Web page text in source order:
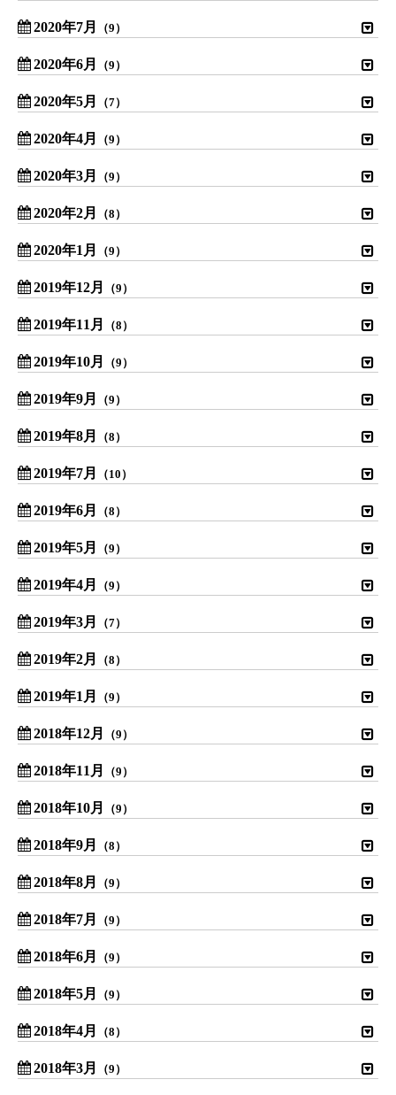
2020年7月 （9）
2020年6月 （9）
2020年5月 （7）
2020年4月 （9）
2020年3月 （9）
2020年2月 （8）
2020年1月 （9）
2019年12月 （9）
2019年11月 （8）
2019年10月 （9）
2019年9月 （9）
2019年8月 （8）
2019年7月 （10）
2019年6月 （8）
2019年5月 （9）
2019年4月 （9）
2019年3月 （7）
2019年2月 （8）
2019年1月 （9）
2018年12月 （9）
2018年11月 （9）
2018年10月 （9）
2018年9月 （8）
2018年8月 （9）
2018年7月 （9）
2018年6月 （9）
2018年5月 （9）
2018年4月 （8）
2018年3月 （9）